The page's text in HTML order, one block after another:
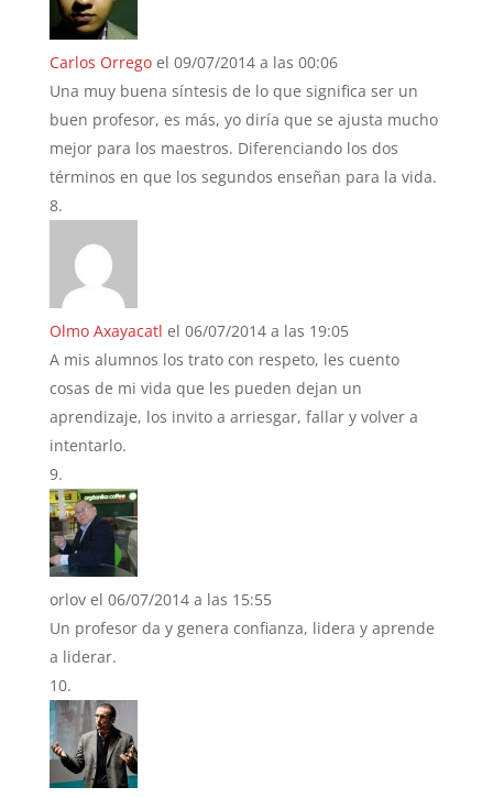
Carlos Orrego el 09/07/2014 a las 00:06
Una muy buena síntesis de lo que significa ser un
buen profesor, es más, yo diría que se ajusta mucho
mejor para los maestros. Diferenciando los dos
términos en que los segundos enseñan para la vida.
Olmo Axayacatl el 06/07/2014 a las 19:05
A mis alumnos los trato con respeto, les cuento
cosas de mi vida que les pueden dejan un
aprendizaje, los invito a arriesgar, fallar y volver a
intentarlo.
orlov el 06/07/2014 a las 15:55
Un profesor da y genera confianza, lidera y aprende
a liderar.